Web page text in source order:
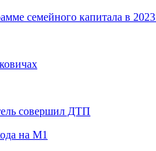
семейного капитала в
совершил ДТП
на М1